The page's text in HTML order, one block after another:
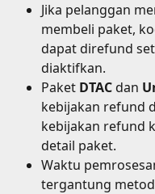
Jika pelanggan
membeli paket,
dapat direfund
diaktifkan.
Paket DTAC dan
kebijakan refund
kebijakan refund
detail paket.
Waktu
tergantung